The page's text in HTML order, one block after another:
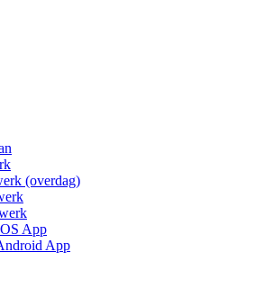
(overdag)
App
App